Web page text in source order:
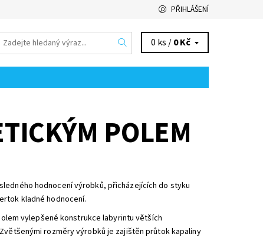
PŘIHLÁŠENÍ
0 ks /0 Kč
POLEM
hodnocení výrobků, přicházejících do styku
kladné hodnocení.
vylepšené konstrukce labyrintu větších
rozměry výrobků je zajištěn průtok kapaliny